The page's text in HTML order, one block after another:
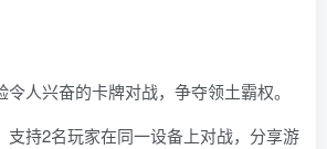
令人兴奋的卡牌对战，争夺领土霸权。
支持2名玩家在同一设备上对战，分享游